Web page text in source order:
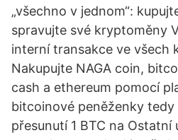
„všechno v jednom“:
spravujte své kryptoměny
interní transakce ve všech
Nakupujte NAGA coin,
cash a ethereum pomocí
bitcoinové peněženky tedy
přesunutí 1 BTC na